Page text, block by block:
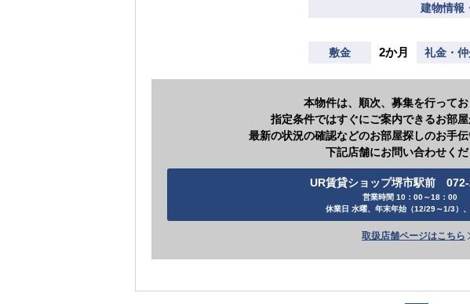
建物情報
敷金 2か月 礼金・
本物件は、順次、募集を行ってお
指定条件ではすぐにご案内できるお部屋
最新の状況の確認などのお部屋探しのお手伝
下記店舗にお問い合わせくだ
UR賃貸ショップ堺市駅前
営業時間 10：00～18：00
休業日 水曜、年末年始（12/29～1/3）
取扱店舗ページはこちら